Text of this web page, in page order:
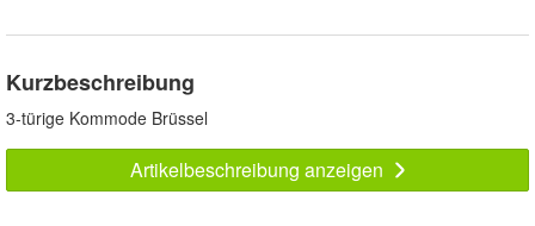
Kurzbeschreibung
3-türige Kommode Brüssel
Artikelbeschreibung anzeigen